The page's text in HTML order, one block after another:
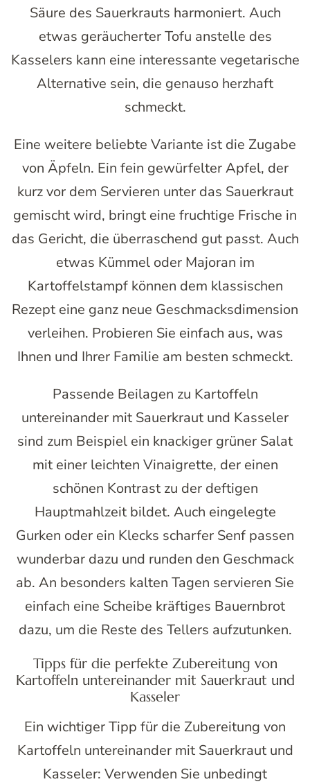
Säure des Sauerkrauts harmoniert. Auch
etwas geräucherter Tofu anstelle des
Kasselers kann eine interessante vegetarische
Alternative sein, die genauso herzhaft
schmeckt.
Eine weitere beliebte Variante ist die Zugabe
von Äpfeln. Ein fein gewürfelter Apfel, der
kurz vor dem Servieren unter das Sauerkraut
gemischt wird, bringt eine fruchtige Frische in
das Gericht, die überraschend gut passt. Auch
etwas Kümmel oder Majoran im
Kartoffelstampf können dem klassischen
Rezept eine ganz neue Geschmacksdimension
verleihen. Probieren Sie einfach aus, was
Ihnen und Ihrer Familie am besten schmeckt.
Passende Beilagen zu Kartoffeln
untereinander mit Sauerkraut und Kasseler
sind zum Beispiel ein knackiger grüner Salat
mit einer leichten Vinaigrette, der einen
schönen Kontrast zu der deftigen
Hauptmahlzeit bildet. Auch eingelegte
Gurken oder ein Klecks scharfer Senf passen
wunderbar dazu und runden den Geschmack
ab. An besonders kalten Tagen servieren Sie
einfach eine Scheibe kräftiges Bauernbrot
dazu, um die Reste des Tellers aufzutunken.
Tipps für die perfekte Zubereitung von
Kartoffeln untereinander mit Sauerkraut und
Kasseler
Ein wichtiger Tipp für die Zubereitung von
Kartoffeln untereinander mit Sauerkraut und
Kasseler: Verwenden Sie unbedingt